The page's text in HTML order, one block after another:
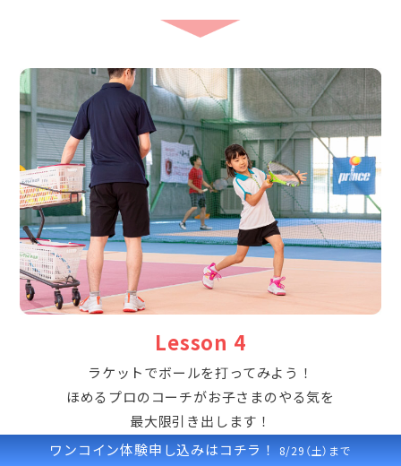
Lesson 4
ラケットでボールを打ってみよう！
ほめるプロのコーチがお子さまのやる気を
最大限引き出します！
ワンコイン体験申し込みはコチラ！
8/29（土）まで